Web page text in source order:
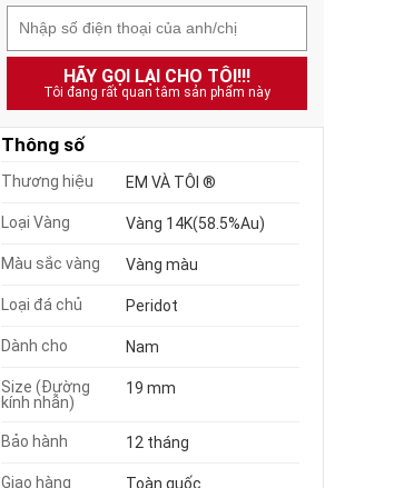
HÃY GỌI LẠI CHO TÔI!!!
Tôi đang rất quan tâm sản phẩm này
Thông số
Thương hiệu EM VÀ TÔI ®
Loại Vàng Vàng 14K(58.5%Au)
Màu sắc vàng Vàng màu
Loại đá chủ Peridot
Dành cho Nam
Size (Đường
kính nhẫn)
19 mm
Bảo hành 12 tháng
Giao hàng Toàn quốc